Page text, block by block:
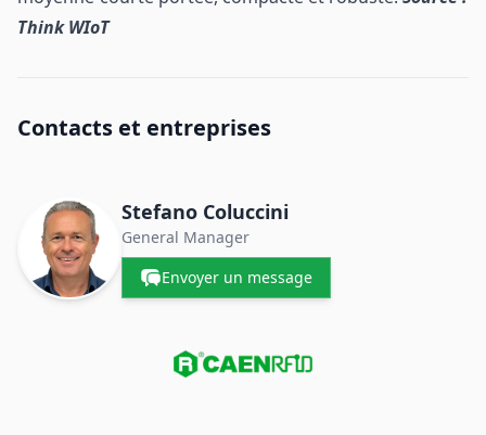
Think WIoT
Contacts et entreprises
Stefano Coluccini
General Manager
Envoyer un message